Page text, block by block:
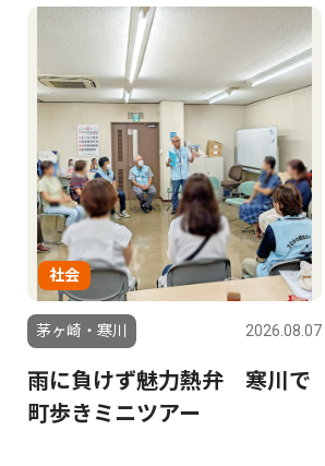
社会
茅ヶ崎・寒川 2026.08.07
雨に負けず魅力熱弁 寒川で
町歩きミニツアー